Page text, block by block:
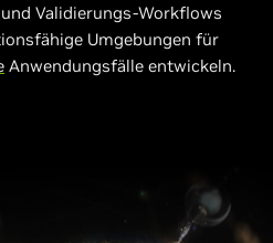
Validierungs-Workflows
Umgebungen für
Anwendungsfälle entwickeln.